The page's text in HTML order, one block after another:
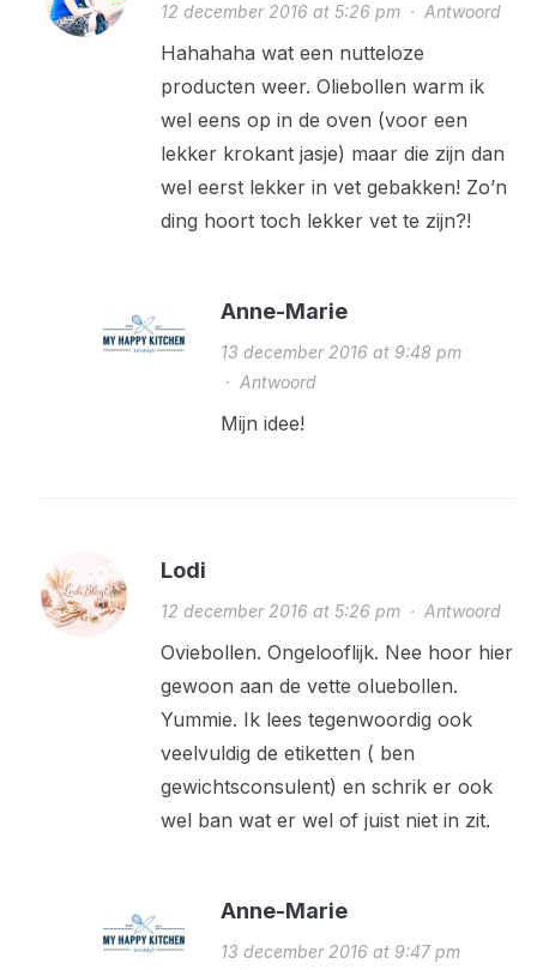
12 december 2016 at 5:26 pm· Antwoord
Hahahaha wat een nutteloze
producten weer. Oliebollen warm ik
wel eens op in de oven (voor een
lekker krokant jasje) maar die zijn dan
wel eerst lekker in vet gebakken! Zo’n
ding hoort toch lekker vet te zijn?!
Anne-Marie
13 december 2016 at 9:48 pm
· Antwoord
Mijn idee!
Lodi
12 december 2016 at 5:26 pm· Antwoord
Oviebollen. Ongelooflijk. Nee hoor hier
gewoon aan de vette oluebollen.
Yummie. Ik lees tegenwoordig ook
veelvuldig de etiketten ( ben
gewichtsconsulent) en schrik er ook
wel ban wat er wel of juist niet in zit.
Anne-Marie
13 december 2016 at 9:47 pm